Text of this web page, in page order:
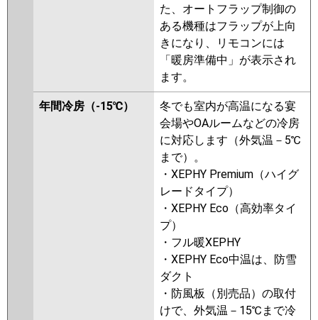
た、オートフラップ制御の
ある機種はフラップが上向
きになり、リモコンには
「暖房準備中」が表示され
ます。
年間冷房（-15℃）
冬でも室内が高温になる宴
会場やOAルームなどの冷房
に対応します（外気温－5℃
まで）。
・XEPHY Premium（ハイグ
レードタイプ）
・XEPHY Eco（高効率タイ
プ）
・フル暖XEPHY
・XEPHY Eco中温は、防雪
ダクト
・防風板（別売品）の取付
けで、外気温－15℃まで冷